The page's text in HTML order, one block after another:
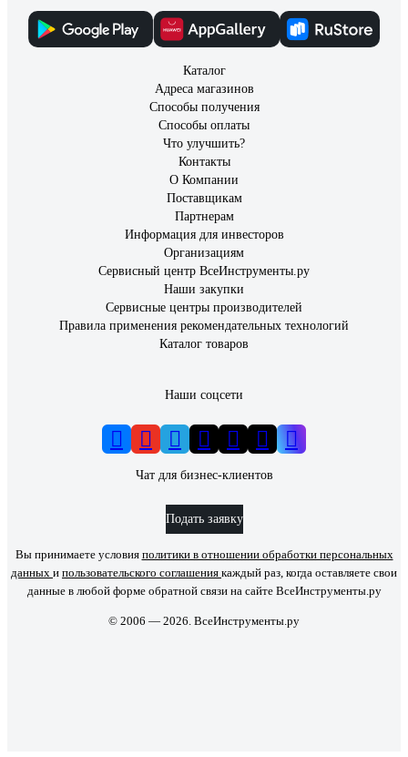
Каталог
Адреса магазинов
Способы получения
Способы оплаты
Что улучшить?
Контакты
О Компании
Поставщикам
Партнерам
Информация для инвесторов
Организациям
Сервисный центр ВсеИнструменты.ру
Наши закупки
Сервисные центры производителей
Правила применения рекомендательных технологий
Каталог товаров
Наши соцсети
Чат для бизнес-клиентов
Подать заявку
Вы принимаете условия политики в отношении обработки персональных
данных и пользовательского соглашения каждый раз, когда оставляете свои
данные в любой форме обратной связи на сайте ВсеИнструменты.ру
© 2006 — 2026. ВсеИнструменты.ру